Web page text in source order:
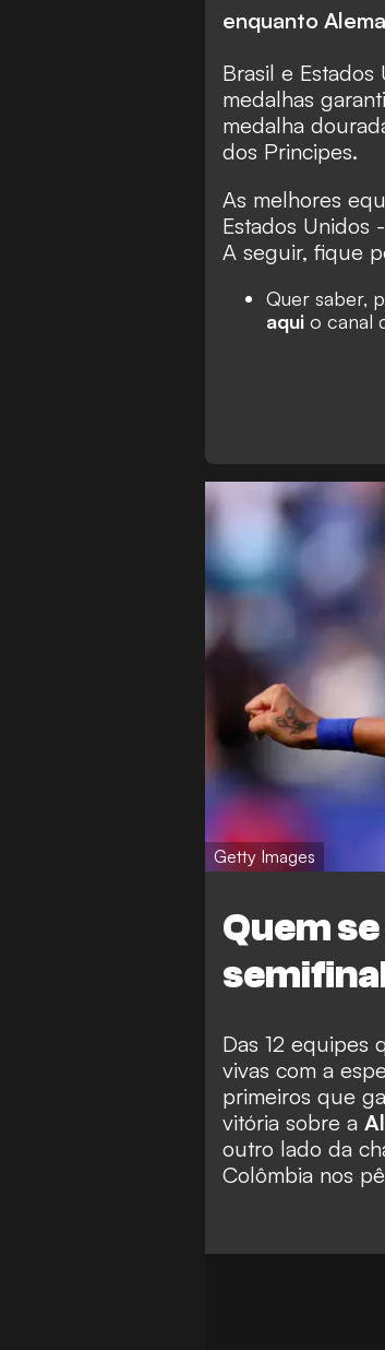
enquanto
Brasil e Estados
medalhas
medalha
dos Principes.
As melhores
Estados Unidos
A seguir, fique
Quer saber,
aqui o canal
Getty Images
Quem
Das 12 equipes
vivas com a
primeiros que
vitória sobre a
outro lado da
Colômbia nos